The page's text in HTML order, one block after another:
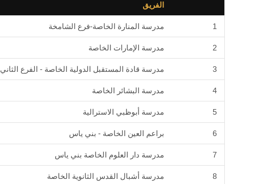
الفريق
1 مدرسة المنارة الخاصة-فرع الشامخة
2 مدرسة الإمارات الخاصة
3 مدرسة قادة المستقبل الدولية الخاصة - الفرع الثاني
4 مدرسة البشائر الخاصة
5 مدرسة أبوظبي الاسترالية
6 براعم العين الخاصة - بني ياس
7 مدرسة دار العلوم الخاصة بني ياس
8 مدرسة أشبال القدس الثانوية الخاصة